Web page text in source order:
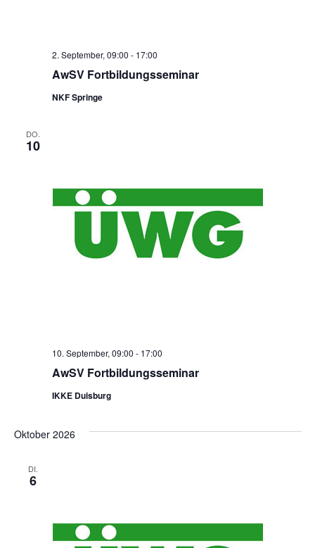
AwSV Fortbildungsseminar
2. September, 09:00 - 17:00
NKF Springe
DO.
10
AwSV Fortbildungsseminar
10. September, 09:00 - 17:00
IKKE Duisburg
Oktober 2026
DI.
6